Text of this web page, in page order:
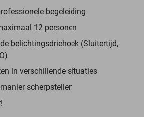
begeleiding
12 personen
belichtingsdriehoek (Sluitertijd,
in verschillende situaties
scherpstellen